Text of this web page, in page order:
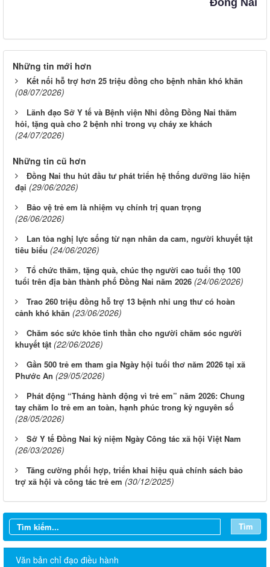
Đồng Nai
Những tin mới hơn
Kết nối hỗ trợ hơn 25 triệu đồng cho bệnh nhân khó khăn
(08/07/2026)
Lãnh đạo Sở Y tế và Bệnh viện Nhi đồng Đồng Nai thăm
hỏi, tặng quà cho 2 bệnh nhi trong vụ cháy xe khách
(24/07/2026)
Những tin cũ hơn
Đồng Nai thu hút đầu tư phát triển hệ thống dưỡng lão hiện
đại (29/06/2026)
Bảo vệ trẻ em là nhiệm vụ chính trị quan trọng
(26/06/2026)
Lan tỏa nghị lực sống từ nạn nhân da cam, người khuyết tật
tiêu biểu (24/06/2026)
Tổ chức thăm, tặng quà, chúc thọ người cao tuổi thọ 100
tuổi trên địa bàn thành phố Đồng Nai năm 2026 (24/06/2026)
Trao 260 triệu đồng hỗ trợ 13 bệnh nhi ung thư có hoàn
cảnh khó khăn (23/06/2026)
Chăm sóc sức khỏe tinh thần cho người chăm sóc người
khuyết tật (22/06/2026)
Gần 500 trẻ em tham gia Ngày hội tuổi thơ năm 2026 tại xã
Phước An (29/05/2026)
Phát động “Tháng hành động vì trẻ em” năm 2026: Chung
tay chăm lo trẻ em an toàn, hạnh phúc trong kỷ nguyên số
(28/05/2026)
Sở Y tế Đồng Nai kỷ niệm Ngày Công tác xã hội Việt Nam
(26/03/2026)
Tăng cường phối hợp, triển khai hiệu quả chính sách bảo
trợ xã hội và công tác trẻ em (30/12/2025)
Tìm
Văn bản chỉ đạo điều hành